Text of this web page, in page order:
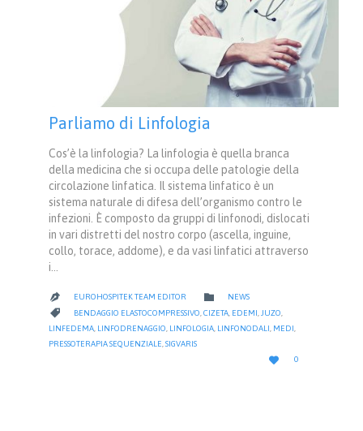
Parliamo di Linfologia
Cos’è la linfologia? La linfologia è quella branca
della medicina che si occupa delle patologie della
circolazione linfatica. Il sistema linfatico è un
sistema naturale di difesa dell’organismo contro le
infezioni. È composto da gruppi di linfonodi, dislocati
in vari distretti del nostro corpo (ascella, inguine,
collo, torace, addome), e da vasi linfatici attraverso
i…
 EUROHOSPITEK TEAM EDITOR  CATEGORY
NEWS
 CATEGORY
BENDAGGIO ELASTOCOMPRESSIVO CIZETA EDEMI JUZO
LINFEDEMA, LINFODRENAGGIO, LINFOLOGIA, LINFONODALI , MEDI ,
PRESSOTERAPIA SEQUENZIALE,SIGVARIS

LOVE
0